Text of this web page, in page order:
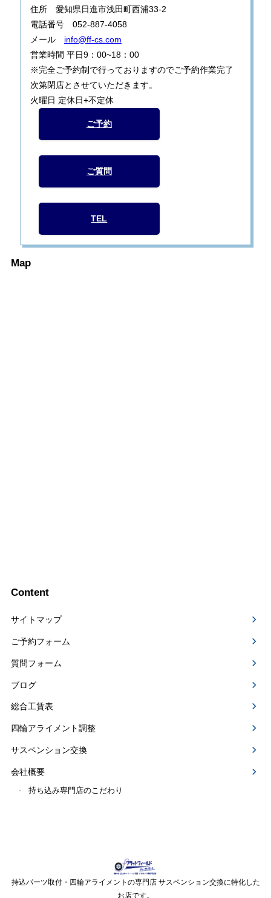
住所 愛知県日進市浅田町西浦33-2
電話番号 052-887-4058
メール info@ff-cs.com
営業時間 平日9：00~18：00
※完全ご予約制で行っておりますのでご予約作業完了
次第閉店とさせていただきます。
火曜日 定休日+不定休
ご予約
ご質問
TEL
Map
Content
サイトマップ
ご予約フォーム
質問フォーム
ブログ
総合工賃表
四輪アライメント調整
サスペンション交換
会社概要
持ち込み専門店のこだわり
持込パーツ取付・四輪アライメントの専門店 サスペンション交換に特化した
お店です。